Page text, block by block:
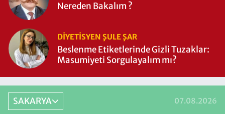
Nereden Bakalım ?
DIYETISYEN ŞULE ŞAR
Beslenme Etiketlerinde Gizli Tuzaklar:
Masumiyeti Sorgulayalım mı?
SAKARYA 07.08.2026